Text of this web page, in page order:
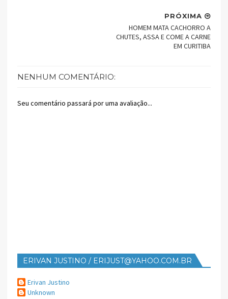
PRÓXIMA
HOMEM MATA CACHORRO A
CHUTES, ASSA E COME A CARNE
EM CURITIBA
NENHUM COMENTÁRIO:
Seu comentário passará por uma avaliação...
ERIVAN JUSTINO / ERIJUST@YAHOO.COM.BR
Erivan Justino
Unknown